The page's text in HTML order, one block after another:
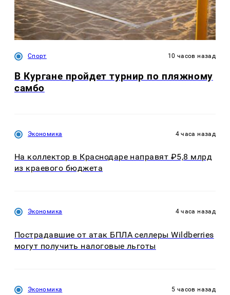
Спорт 10 часов назад
В Кургане пройдет турнир по пляжному
самбо
Экономика 4 часа назад
На коллектор в Краснодаре направят ₽5,8 млрд
из краевого бюджета
Экономика 4 часа назад
Пострадавшие от атак БПЛА селлеры Wildberries
могут получить налоговые льготы
Экономика 5 часов назад